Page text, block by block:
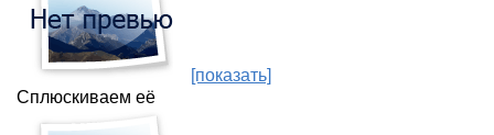
[показать]
Сплюскиваем её